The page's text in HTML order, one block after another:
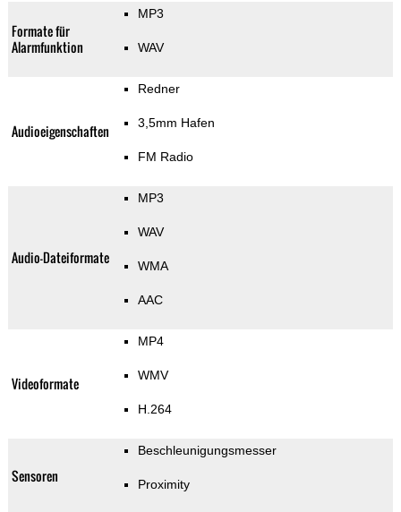
Formate für
Alarmfunktion
MP3
WAV
Audioeigenschaften
Redner
3,5mm Hafen
FM Radio
Audio-Dateiformate
MP3
WAV
WMA
AAC
Videoformate
MP4
WMV
H.264
Sensoren
Beschleunigungsmesser
Proximity